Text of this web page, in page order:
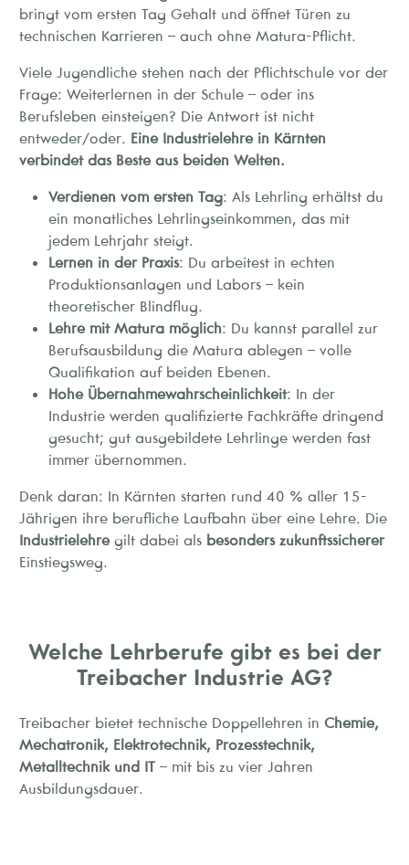
bringt vom ersten Tag Gehalt und öffnet Türen zu
technischen Karrieren – auch ohne Matura-Pflicht.
Viele Jugendliche stehen nach der Pflichtschule vor der
Frage: Weiterlernen in der Schule – oder ins
Berufsleben einsteigen? Die Antwort ist nicht
entweder/oder. Eine Industrielehre in Kärnten
verbindet das Beste aus beiden Welten.
Verdienen vom ersten Tag: Als Lehrling erhältst du
ein monatliches Lehrlingseinkommen, das mit
jedem Lehrjahr steigt.
Lernen in der Praxis: Du arbeitest in echten
Produktionsanlagen und Labors – kein
theoretischer Blindflug.
Lehre mit Matura möglich: Du kannst parallel zur
Berufsausbildung die Matura ablegen – volle
Qualifikation auf beiden Ebenen.
Hohe Übernahmewahrscheinlichkeit: In der
Industrie werden qualifizierte Fachkräfte dringend
gesucht; gut ausgebildete Lehrlinge werden fast
immer übernommen.
Denk daran: In Kärnten starten rund 40 % aller 15-
Jährigen ihre berufliche Laufbahn über eine Lehre. Die
Industrielehregilt dabei als besonders zukunftssicherer
Einstiegsweg.
Welche Lehrberufe gibt es bei der
Treibacher Industrie AG?
Treibacher bietet technische Doppellehren in Chemie,
Mechatronik, Elektrotechnik, Prozesstechnik,
Metalltechnik und IT – mit bis zu vier Jahren
Ausbildungsdauer.